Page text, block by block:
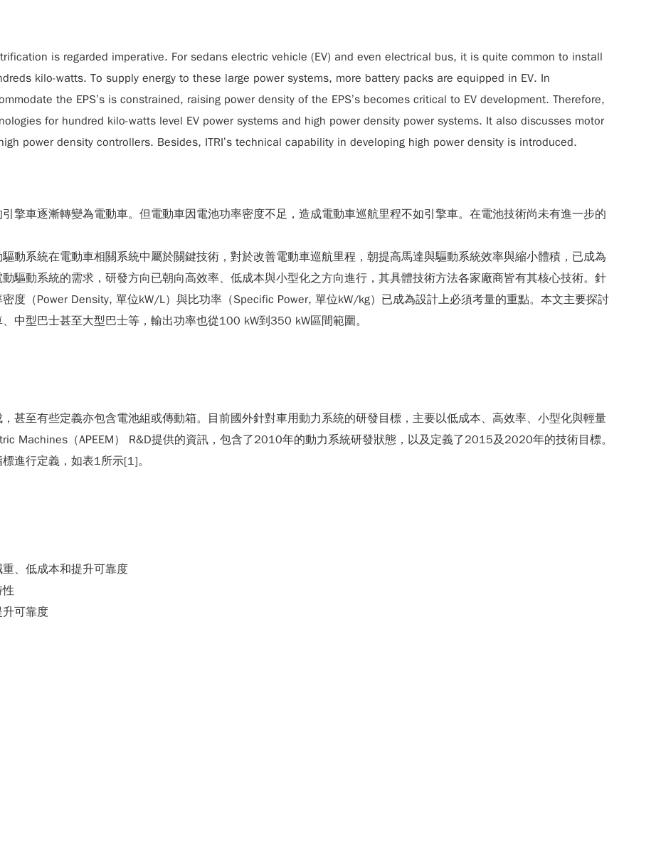
is regarded imperative. For sedans electric vehicle (EV) and even electrical bus, it is quite common to install
kilo-watts. To supply energy to these large power systems, more battery packs are equipped in EV. In
the EPS’s is constrained, raising power density of the EPS’s becomes critical to EV development. Therefore,
for hundred kilo-watts level EV power systems and high power density power systems. It also discusses motor
power density controllers. Besides, ITRI’s technical capability in developing high power density is introduced.
擎車逐漸轉變為電動車。但電動車因電池功率密度不足，造成電動車巡航里程不如引擎車。在電池技術尚未有進一步的
動系統在電動車相關系統中屬於關鍵技術，對於改善電動車巡航里程，朝提高馬達與驅動系統效率與縮小體積，已成為
驅動系統的需求，研發方向已朝向高效率、低成本與小型化之方向進行，其具體技術方法各家廠商皆有其核心技術。針
度（Power Density, 單位kW/L）與比功率（Specific Power, 單位kW/kg）已成為設計上必須考量的重點。本文主要探討
中型巴士甚至大型巴士等，輸出功率也從100 kW到350 kW區間範圍。
甚至有些定義亦包含電池組或傳動箱。目前國外針對車用動力系統的研發目標，主要以低成本、高效率、小型化與輕量
Machines（APEEM） R&D提供的資訊，包含了2010年的動力系統研發狀態，以及定義了2015及2020年的技術目標。
進行定義，如表1所示[1]。
、低成本和提升可靠度
性
可靠度